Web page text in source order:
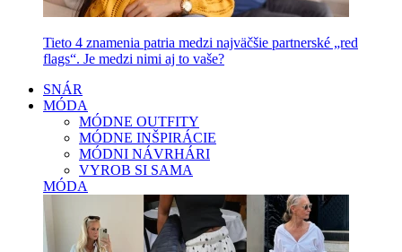
Tieto 4 znamenia patria medzi najväčšie partnerské „red
flags“. Je medzi nimi aj to vaše?
SNÁR
MÓDA
MÓDNE OUTFITY
MÓDNE INŠPIRÁCIE
MÓDNI NÁVRHÁRI
VYROB SI SAMA
MÓDA